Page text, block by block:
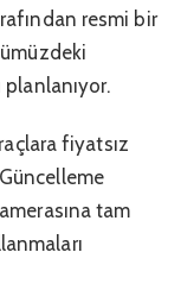
resmi bir
planlanıyor.
fiyatsız
tam